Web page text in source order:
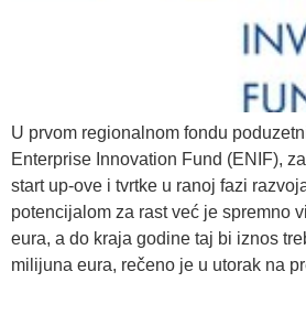
U prvom regionalnom fondu
Enterprise Innovation Fund (ENIF),
start up-ove i tvrtke u ranoj fazi
potencijalom za rast već je spremno
eura, a do kraja godine taj bi iznos
milijuna eura, rečeno je u utorak na